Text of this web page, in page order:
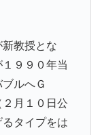
教授とな
９９０年当
ルへＧ
月１０日公
タイプをは